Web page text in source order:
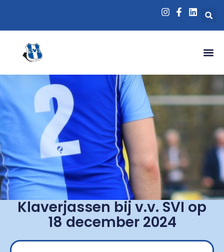
Klaverjassen bij v.v. SVI op
18 december 2024